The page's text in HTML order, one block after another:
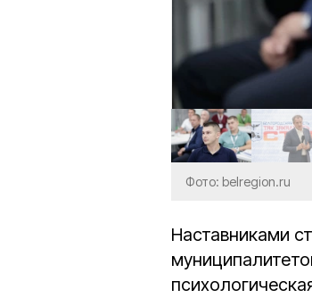
Фото: belregion.ru
Наставниками